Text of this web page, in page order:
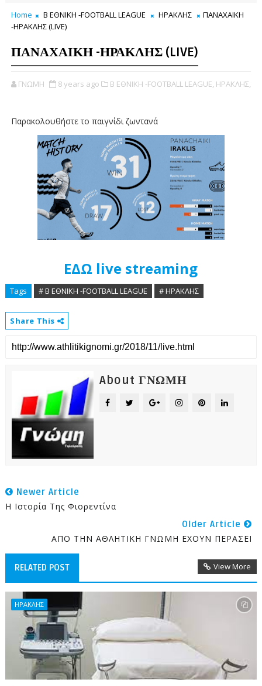
Home Β ΕΘΝΙΚΗ -FOOTBALL LEAGUE ΗΡΑΚΛΗΣ
ΠΑΝΑΧΑΙΚΗ
-ΗΡΑΚΛΗΣ (LIVE)
ΠΑΝΑΧΑΙΚΗ -ΗΡΑΚΛΗΣ (LIVE)
ΓΝΩΜΗ 8 years ago Β ΕΘΝΙΚΗ -FOOTBALL LEAGUE, ΗΡΑΚΛΗΣ,
Παρακολουθήστε το παιγνίδι ζωντανά
ΕΔΩ live streaming
Tags # Β ΕΘΝΙΚΗ -FOOTBALL LEAGUE # ΗΡΑΚΛΗΣ
Share This
About ΓΝΩΜΗ
Newer Article
Η Ιστορία Της Φιορεντίνα
Older Article
ΑΠΟ ΤΗΝ ΑΘΛΗΤΙΚΗ ΓΝΩΜΗ ΕΧΟΥΝ ΠΕΡΑΣΕΙ
RELATED POST View More
ΗΡΑΚΛΗΣ